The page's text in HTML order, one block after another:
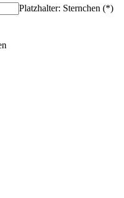
Platzhalter: Sternchen (*)